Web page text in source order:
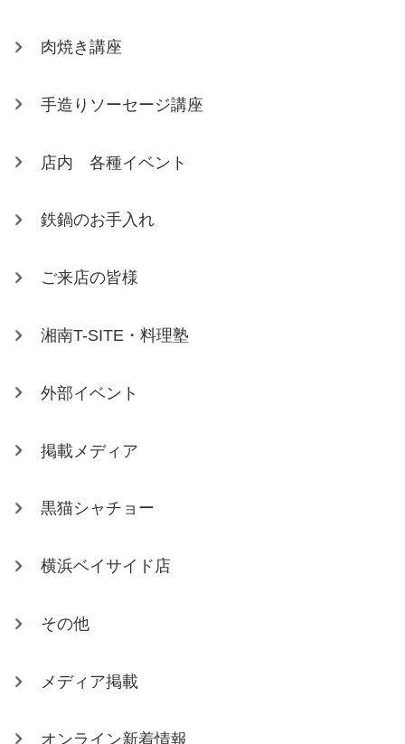
肉焼き講座
手造りソーセージ講座
店内 各種イベント
鉄鍋のお手入れ
ご来店の皆様
湘南T-SITE・料理塾
外部イベント
掲載メディア
黒猫シャチョー
横浜ベイサイド店
その他
メディア掲載
オンライン新着情報